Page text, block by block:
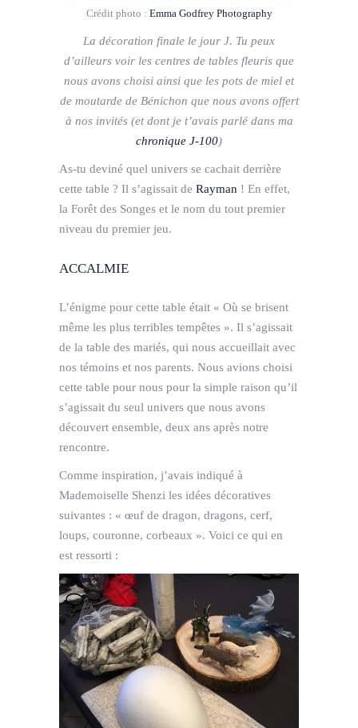
Crédit photo : Emma Godfrey Photography
La décoration finale le jour J. Tu peux
d’ailleurs voir les centres de tables fleuris que
nous avons choisi ainsi que les pots de miel et
de moutarde de Bénichon que nous avons offert
à nos invités (et dont je t’avais parlé dans ma
chronique J-100)
As-tu deviné quel univers se cachait derrière
cette table ? Il s’agissait de Rayman ! En effet,
la Forêt des Songes et le nom du tout premier
niveau du premier jeu.
ACCALMIE
L’énigme pour cette table était « Où se brisent
même les plus terribles tempêtes ». Il s’agissait
de la table des mariés, qui nous accueillait avec
nos témoins et nos parents. Nous avions choisi
cette table pour nous pour la simple raison qu’il
s’agissait du seul univers que nous avons
découvert ensemble, deux ans après notre
rencontre.
Comme inspiration, j’avais indiqué à
Mademoiselle Shenzi les idées décoratives
suivantes : « œuf de dragon, dragons, cerf,
loups, couronne, corbeaux ». Voici ce qui en
est ressorti :